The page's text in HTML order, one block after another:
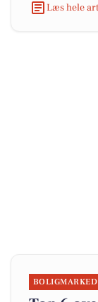
Læs hele
BOLIGMARKED